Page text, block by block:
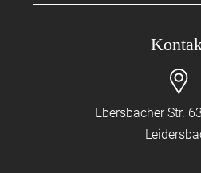
Ebersbacher Str.